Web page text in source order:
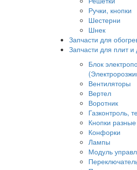
Ручки, кнопки
Шестерни
Шнек
Запчасти для
Запчасти для плит и
Блок
Вентиляторы
Вертел
Воротник
Газконтроль,
Кнопки разные
Конфорки
Лампы
Модуль